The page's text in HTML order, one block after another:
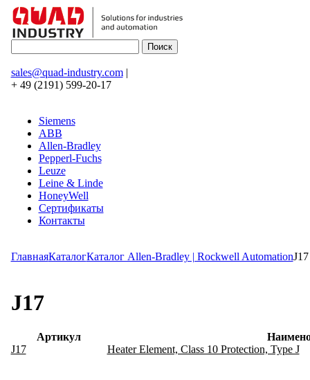
sales@quad-industry.com|
+ 49 (2191) 599-20-17
Siemens
ABB
Allen-Bradley
Pepperl-Fuchs
Leuze
Leine & Linde
HoneyWell
Сертификаты
Контакты
ГлавнаяКаталогКаталог Allen-Bradley | Rockwell AutomationJ17
J17
Артикул
J17
Heater Element, Class 10 Protection, Type J